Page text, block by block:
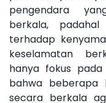
pengendara
berkala,
terhadap
keselamatan
hanya fokus
bahwa beberapa
secara berkala